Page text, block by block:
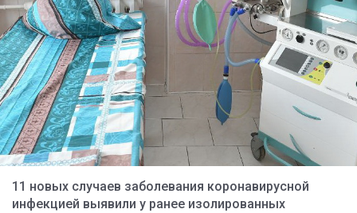
11 новых случаев заболевания коронавирусной
инфекцией выявили у ранее изолированных